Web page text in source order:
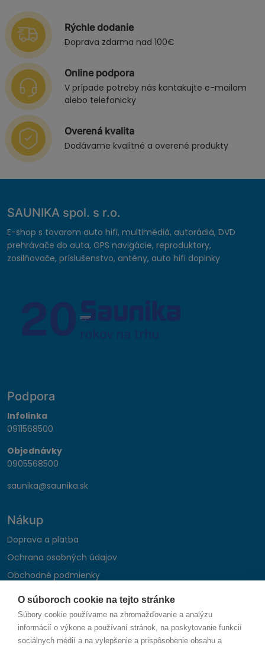
O súboroch cookie na tejto stránke
Súbory cookie používame na zhromažďovanie a analýzu
informácií o výkone a používaní stránok, na poskytovanie funkcií
sociálnych médií a na vylepšenie a prispôsobenie obsahu a
Rýchle dodanie
Doprava zdarma nad 100€
Online podpora
V prípade potreby nás kontakujte e-mailom
alebo telefonicky
Overená kvalita
Dodávame kvalitné a overené produkty
SAUNIKA spol. s r.o.
E-shop s tovarom auto hifi, multimédiá, autorádiá, DVD
prehrávače do auta, GPS navigácie, reproduktory,
zosilňovače, príslušenstvo, antény, auto hifi doplnky
Podpora
Infolinka
0911568500
Objednávky
0905568500
saunika@saunika.sk
Nákup
Doprava a platba
Ochrana osobných údajov
Obchodné podmienky
Reklamačný poriadok
Montáž autohifi
Formulár na odstúpenie od zmluvy